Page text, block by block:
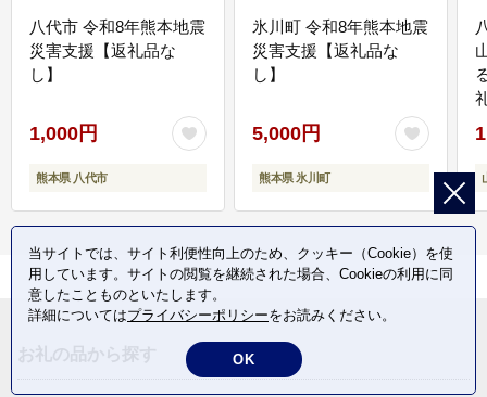
八代市 令和8年熊本地震
災害支援【返礼品な
し】
1,000円
熊本県 八代市
氷川町 令和8年熊本地震
災害支援【返礼品な
し】
5,000円
熊本県 氷川町
当サイトでは、サイト利便性向上のため、クッキー（Cookie）を使
用しています。サイトの閲覧を継続された場合、Cookieの利用に同
意したことものといたします。
詳細についてはプライバシーポリシーをお読みください。
OK